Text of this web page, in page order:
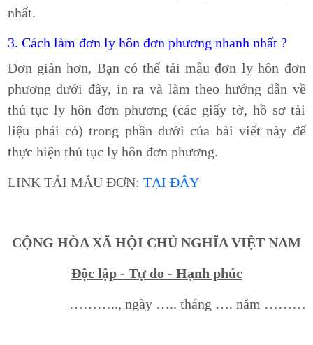
nhất.
3. Cách làm đơn ly hôn đơn phương nhanh nhất ?
Đơn giản hơn, Bạn có thể tải mẫu đơn ly hôn đơn
phương dưới đây, in ra và làm theo hướng dẫn về
thủ tục ly hôn đơn phương (các giấy tờ, hồ sơ tài
liệu phải có) trong phần dưới của bài viết này để
thực hiện thủ tục ly hôn đơn phương.
LINK TẢI MẪU ĐƠN: TẠI ĐÂY
CỘNG HÒA XÃ HỘI CHỦ NGHĨA VIỆT NAM
Độc lập - Tự do - Hạnh phúc
……….., ngày ….. tháng …. năm ………